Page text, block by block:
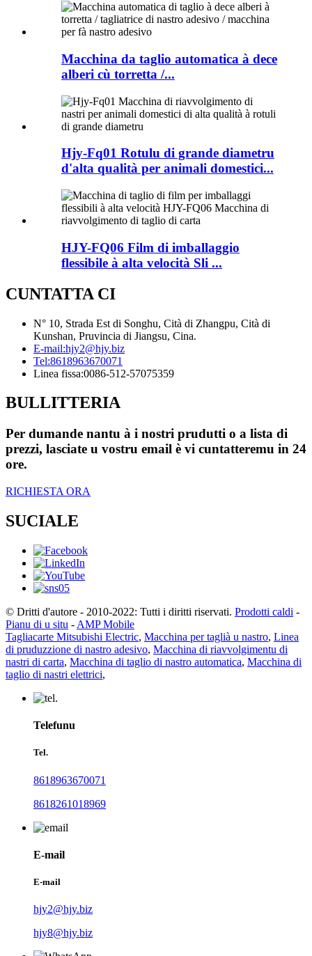
Macchina da taglio automatica à dece
alberi cù torretta /...
Hjy-Fq01 Rotulu di grande diametru
d'alta qualità per animali domestici...
HJY-FQ06 Film di imballaggio
flessibile à alta velocità Sli ​​...
CUNTATTA CI
N° 10, Strada Est di Songhu, Cità di Zhangpu, Cità di
Kunshan, Pruvincia di Jiangsu, Cina.
E-mail:hjy2@hjy.biz
Tel:8618963670071
Linea fissa:0086-512-57075359
BULLITTERIA
Per dumande nantu à i nostri prudutti o a lista di
prezzi, lasciate u vostru email è vi cuntatteremu in 24
ore.
RICHIESTA ORA
SUCIALE
© Dritti d'autore - 2010-2022: Tutti i diritti riservati. Prodotti caldi -
Pianu di u situ - AMP Mobile
Tagliacarte Mitsubishi Electric, Macchina per taglià u nastro, Linea
di pruduzzione di nastro adesivo, Macchina di riavvolgimentu di
nastri di carta, Macchina di taglio di nastro automatica, Macchina di
taglio di nastri elettrici,
Telefunu
Tel.
8618963670071
8618261018969
E-mail
E-mail
hjy2@hjy.biz
hjy8@hjy.biz